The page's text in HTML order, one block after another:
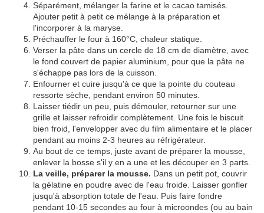
Séparément, mélanger la farine et le cacao tamisés.
Ajouter petit à petit ce mélange à la préparation et
l'incorporer à la maryse.
Préchauffer le four à 160°C, chaleur statique.
Verser la pâte dans un cercle de 18 cm de diamètre, avec
le fond couvert de papier aluminium, pour que la pâte ne
s'échappe pas lors de la cuisson.
Enfourner et cuire jusqu'à ce que la pointe du couteau
ressorte sèche, pendant environ 50 minutes.
Laisser tiédir un peu, puis démouler, retourner sur une
grille et laisser refroidir complètement. Une fois le biscuit
bien froid, l'envelopper avec du film alimentaire et le placer
pendant au moins 2-3 heures au réfrigérateur.
Au bout de ce temps, juste avant de préparer la mousse,
enlever la bosse s'il y en a une et les découper en 3 parts.
La veille, préparer la mousse. Dans un petit pot, couvrir
la gélatine en poudre avec de l'eau froide. Laisser gonfler
jusqu'à absorption totale de l'eau. Puis faire fondre
pendant 10-15 secondes au four à microondes (ou au bain